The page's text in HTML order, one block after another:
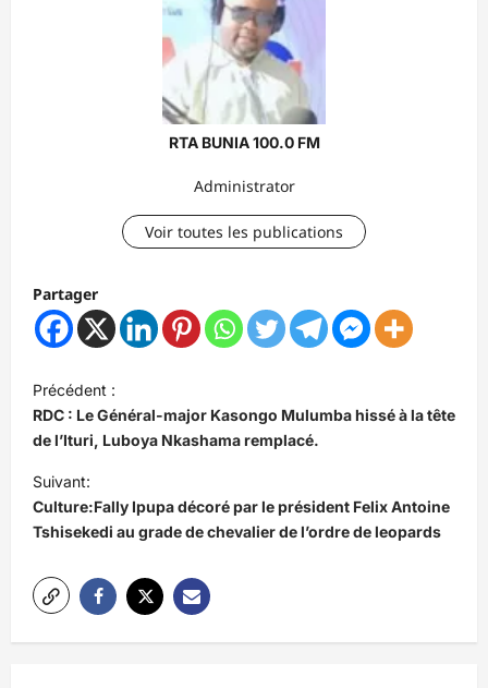
RTA BUNIA 100.0 FM
Administrator
Voir toutes les publications
Partager
N
a
v
i
g
a
t
i
o
Précédent :
RDC : Le Général-major Kasongo Mulumba hissé à la tête
de l’Ituri, Luboya Nkashama remplacé.
Suivant:
Culture:Fally Ipupa décoré par le président Felix Antoine
Tshisekedi au grade de chevalier de l’ordre de leopards